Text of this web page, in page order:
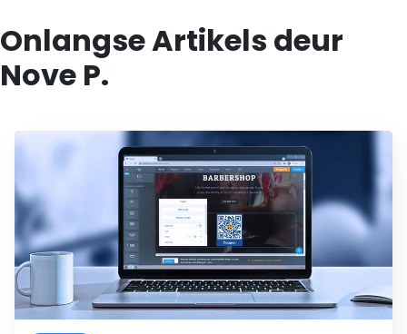
Onlangse Artikels deur
Nove P.